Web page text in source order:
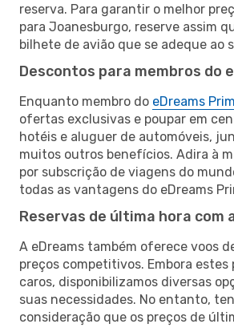
reserva. Para garantir o melhor
para Joanesburgo, reserve assim
bilhete de avião que se adeque ao
Descontos para membros do
Enquanto membro do eDreams
ofertas exclusivas e poupar em
hotéis e aluguer de automóveis,
muitos outros benefícios. Adira à
por subscrição de viagens do
todas as vantagens do eDreams
Reservas de última hora com
A eDreams também oferece voos
preços competitivos. Embora estes
caros, disponibilizamos diversas
suas necessidades. No entanto,
consideração que os preços de